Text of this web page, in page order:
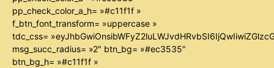
pp_check_color_a_h= »#c11f1f »
f_btn_font_transform= »uppercase »
tdc_css=
msg_succ_radius= »2″ btn_bg= »#ec3535″
btn_bg_h= »#c11f1f »